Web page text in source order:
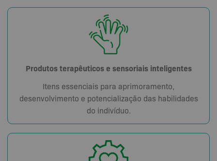
Produtos terapêuticos e sensoriais inteligentes
Itens essenciais para aprimoramento,
desenvolvimento e potencialização das habilidades
do indivíduo.